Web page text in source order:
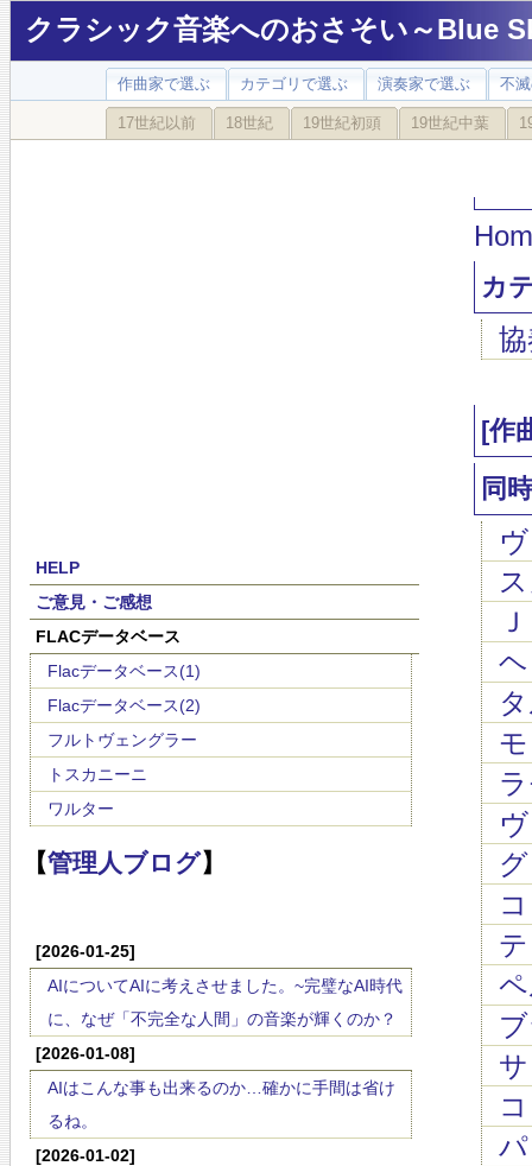
クラシック音楽へのおさそい～Blue
作曲家で選ぶ カテゴリで選ぶ 演奏家で選ぶ 不
17世紀以前 18世紀 19世紀初頭 19世紀中葉
HELP
ご意見・ご感想
FLACデータベース
Flacデータベース(1)
Flacデータベース(2)
フルトヴェングラー
トスカニーニ
ワルター
【管理人ブログ】
[2026-01-25]
AIについてAIに考えさせました。~完璧なAI時代
に、なぜ「不完全な人間」の音楽が輝くのか？
[2026-01-08]
AIはこんな事も出来るのか…確かに手間は省け
るね。
[2026-01-02]
カ
[作
同